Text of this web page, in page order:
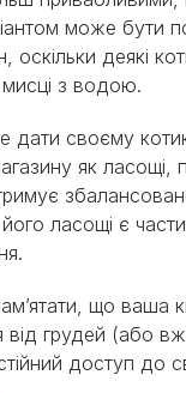
може бути
оскільки деякі
мисці з водою.
дати своєму
як ласощі,
ласощі є
що ваша
від грудей (або
доступ до